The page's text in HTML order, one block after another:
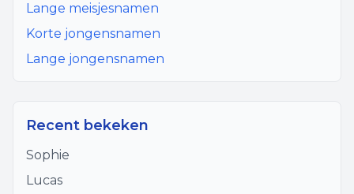
Lange meisjesnamen
Korte jongensnamen
Lange jongensnamen
Recent bekeken
Sophie
Lucas